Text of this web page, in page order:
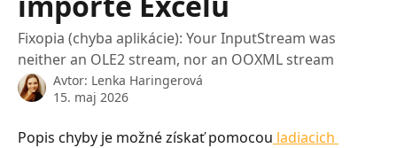
Fixopia (chyba aplikácie): Your InputStream was
neither an OLE2 stream, nor an OOXML stream
Avtor: Lenka Haringerová
15. maj 2026
Popis chyby je možné získať pomocou ladiacich